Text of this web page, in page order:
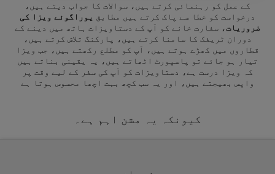
کے عمل کو رہنمائی کرتے ہیں، سوالات کا جواب دیتے ہیں،
درخواست کو خطا سے پاک کرتے ہیں مطابق
یوراگوئے ویزا کی
ضروریات، سفارت خانے کو آپ کے دستاویزات ہاتھ میں دینے کے
دوران ٹریفک کا سامنا کرتے ہیں، پارکنگ تلاش کرتے ہیں،
قطاروں میں کھڑے ہوتے ہیں، آپ کو مطلع رکھتے ہیں، جب ویزا
تیار ہو جائے تو پاسپورٹ اٹھاتے ہیں، یہ یقینی بناتے ہیں
کہ ویزا درست ہے، دستاویزات کو آپ کی سفر کے لیے وقت پر
واپس بھیجتے ہیں، اور یہ سب کچھ بہت اچھا محسوس ہوتا ہے
کیونکہ یہ مشن اہم ہے۔